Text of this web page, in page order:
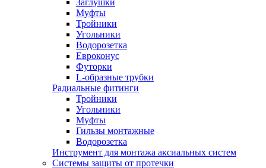
Заглушки
Муфты
Тройники
Угольники
Водорозетка
Евроконус
Футорки
L-образные трубки
Радиальные фитинги
Тройники
Угольники
Муфты
Гильзы монтажные
Водорозетка
Инструмент для монтажа аксиальных систем
Системы защиты от протечки